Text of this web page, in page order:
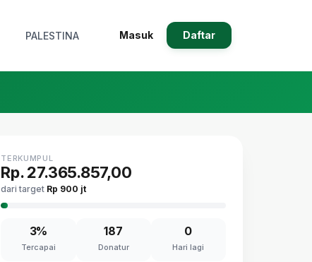
PALESTINA Masuk Daftar
TERKUMPUL
Rp. 27.365.857,00
dari target Rp 900 jt
3%
Tercapai
187
Donatur
0
Hari lagi